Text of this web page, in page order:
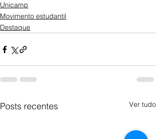
Unicamp
Movimento estudantil
Destaque
Posts recentes Ver tudo